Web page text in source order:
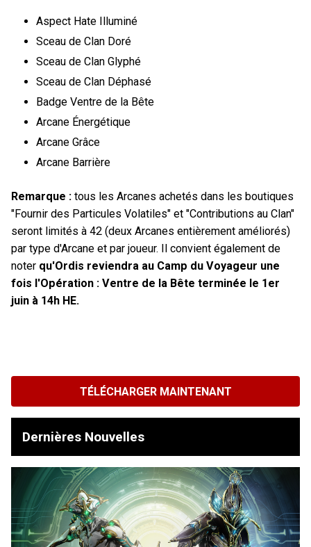
Aspect Hate Illuminé
Sceau de Clan Doré
Sceau de Clan Glyphé
Sceau de Clan Déphasé
Badge Ventre de la Bête
Arcane Énergétique
Arcane Grâce
Arcane Barrière
Remarque : tous les Arcanes achetés dans les boutiques
"Fournir des Particules Volatiles" et "Contributions au Clan"
seront limités à 42 (deux Arcanes entièrement améliorés)
par type d'Arcane et par joueur. Il convient également de
noter qu'Ordis reviendra au Camp du Voyageur une
fois l'Opération : Ventre de la Bête terminée le 1er
juin à 14h HE.
TÉLÉCHARGER MAINTENANT
Dernières Nouvelles